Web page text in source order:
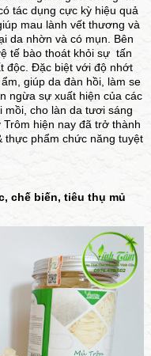
tác dụng cực kỳ hiệu quả
mau lành vết thương và
da nhờn và có mụn. Bên
tế bào thoát khỏi sự tấn
độc. Đặc biệt với độ nhớt
giúp da đàn hồi, làm se
ngừa sự xuất hiện của các
mồi, cho làn da tươi sáng
hiện nay đã trở thành
thực phẩm chức năng tuyệt
chế biến, tiêu thụ mủ